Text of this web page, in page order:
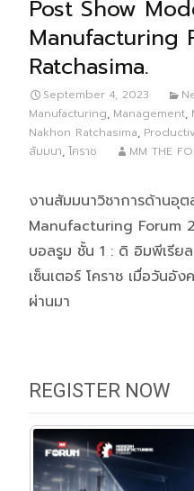
Post Show
Manufacturing
Ratchasima.
September 4, 2023
Manufacturing Management
Nakhon Ratchasima
สัมมนา โคราช MM THE
งานสัมมนาวิชาการด้านอุ
Manufacturing Forum
บอลรูม ชั้น 1 : ดิ อิมพีเรีย
เซ็นเตอร์ โคราช เมื่อวัน
ผ่านมา
REGISTER NOW